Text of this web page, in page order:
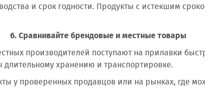
и срок годности. Продукты с истекшим
6. Сравнивайте брендовые и местные товары
производителей поступают на прилавки
хранению и транспортировке.
у проверенных продавцов или на рынках, где